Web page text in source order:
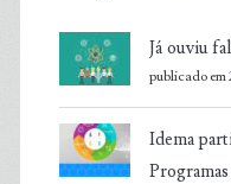
Já ouviu
publicado
Idema